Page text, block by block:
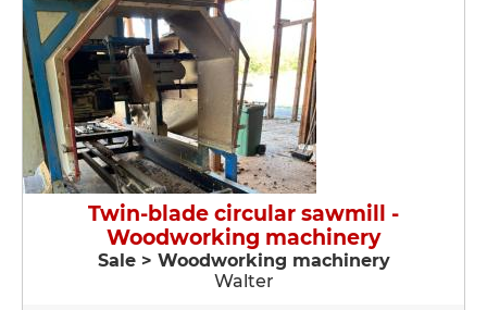
Twin-blade circular sawmill -
Woodworking machinery
Sale > Woodworking machinery
Walter